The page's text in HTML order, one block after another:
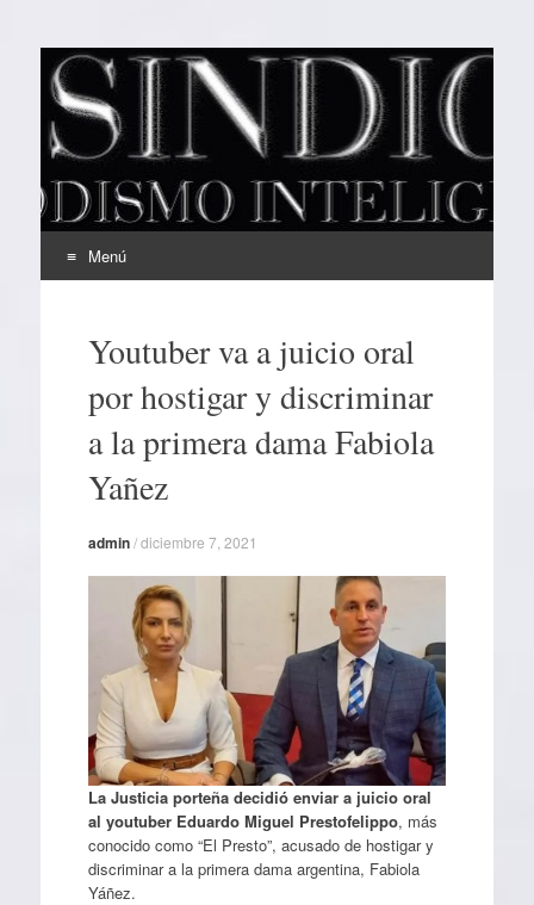
EL SINDICAL
Periodismo Inteligente
Menú
contenidoYoutuber va a juicio oral
por hostigar y discriminar
a la primera dama Fabiola
Yañez
admin/diciembre 7, 2021
La Justicia porteña decidió enviar a juicio oral
al youtuber Eduardo Miguel Prestofelippo, más
conocido como “El Presto”, acusado de hostigar y
discriminar a la primera dama argentina, Fabiola
Yáñez.